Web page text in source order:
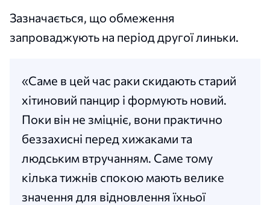
Зазначається, що обмеження
запроваджують на період другої линьки.
«Саме в цей час раки скидають старий
хітиновий панцир і формують новий.
Поки він не зміцніє, вони практично
беззахисні перед хижаками та
людським втручанням. Саме тому
кілька тижнів спокою мають велике
значення для відновлення їхньої